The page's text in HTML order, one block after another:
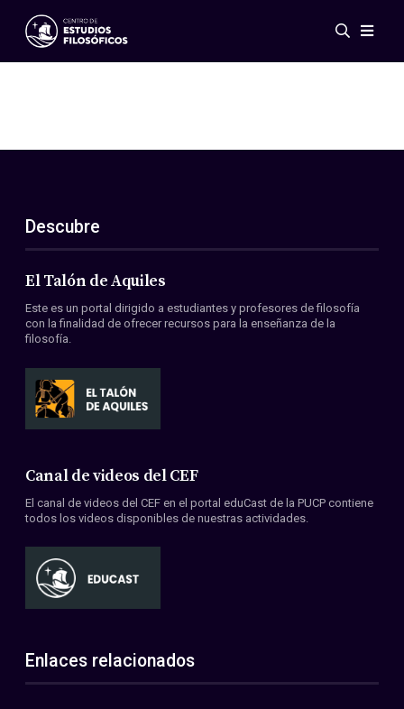
Eventos
ES
EN
Acerca de nosotros
Miembros
Convenios
Descubre
El Talón de Aquiles
Este es un portal dirigido a estudiantes y profesores de filosofía
con la finalidad de ofrecer recursos para la enseñanza de la
filosofía.
Canal de videos del CEF
El canal de videos del CEF en el portal eduCast de la PUCP contiene
todos los videos disponibles de nuestras actividades.
Enlaces relacionados